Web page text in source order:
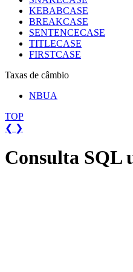
KEBABCASE
BREAKCASE
SENTENCECASE
TITLECASE
FIRSTCASE
Taxas de câmbio
NBUA
TOP
❮ ❯
Consulta SQL